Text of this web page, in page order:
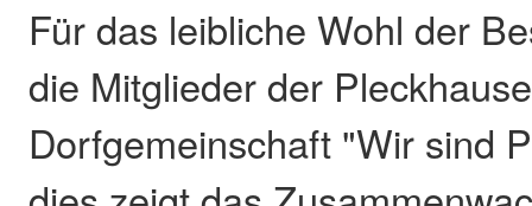
Für das leibliche Wohl der
die Mitglieder der
Dorfgemeinschaft "Wir sind